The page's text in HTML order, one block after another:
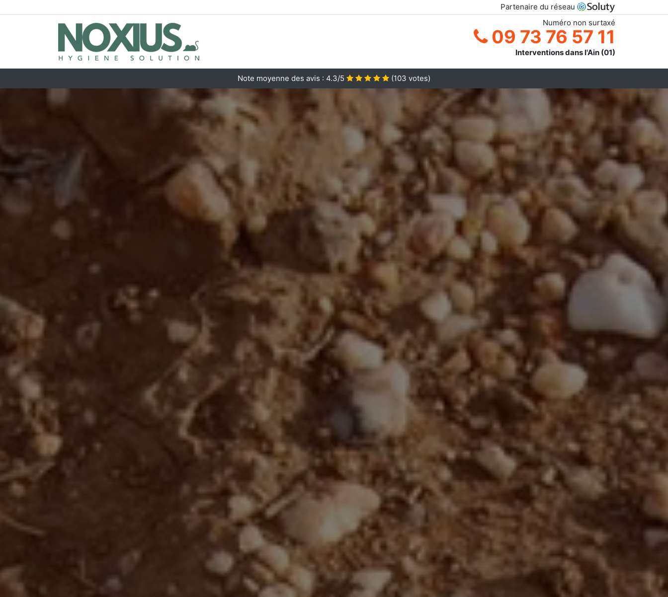
Partenaire du réseau
Numéro non surtaxé
09 73 76 57 11
Interventions dans l'Ain (01)
Note moyenne des avis : 4.3/5 (103 votes)